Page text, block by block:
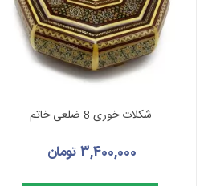
شکلات خوری 8 ضلعی خاتم‌
3,400,000 تومان